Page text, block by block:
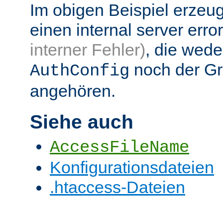
Im obigen Beispiel
einen internal server
interner Fehler), die
AuthConfig noch der
angehören.
Siehe auch
AccessFileName
Konfigurationsdateien
.htaccess-Dateien